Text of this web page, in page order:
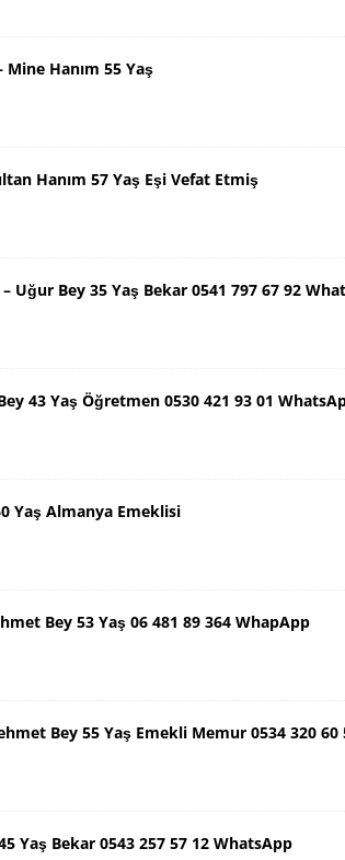
Mine Hanım 55 Yaş
Hanım 57 Yaş Eşi Vefat Etmiş
Uğur Bey 35 Yaş Bekar 0541 797 67 92
43 Yaş Öğretmen 0530 421 93 01
Yaş Almanya Emeklisi
Bey 53 Yaş 06 481 89 364 WhapApp
Bey 55 Yaş Emekli Memur 0534 320 60
Yaş Bekar 0543 257 57 12 WhatsApp